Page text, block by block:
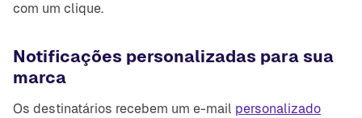
com um clique.
Notificações personalizadas para sua
marca
Os destinatários recebem um e-mail personalizado